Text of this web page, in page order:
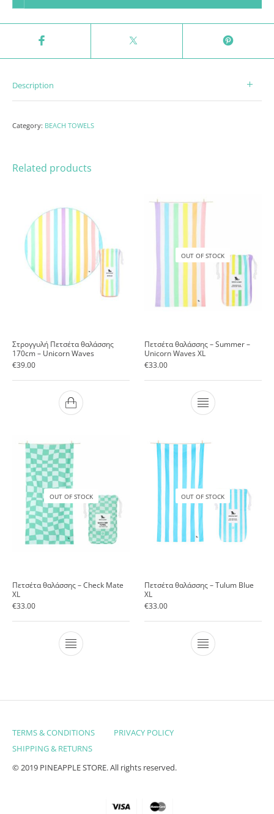
Description
Category: BEACH TOWELS
Related products
Στρογγυλή Πετσέτα θαλάσσης
170cm – Unicorn Waves
€39.00
OUT OF STOCK
Πετσέτα θαλάσσης – Summer –
Unicorn Waves XL
€33.00
OUT OF STOCK
Πετσέτα θαλάσσης – Check Mate
XL
€33.00
OUT OF STOCK
Πετσέτα θαλάσσης – Tulum Blue
XL
€33.00
TERMS & CONDITIONS
PRIVACY POLICY
SHIPPING & RETURNS
© 2019 PINEAPPLE STORE. All rights reserved.